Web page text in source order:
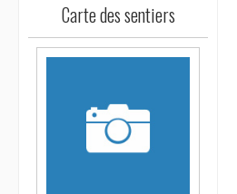
Carte des sentiers